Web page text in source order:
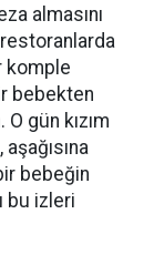
almasını
komple
bebekten
gün kızım
bebeğin
bu izleri